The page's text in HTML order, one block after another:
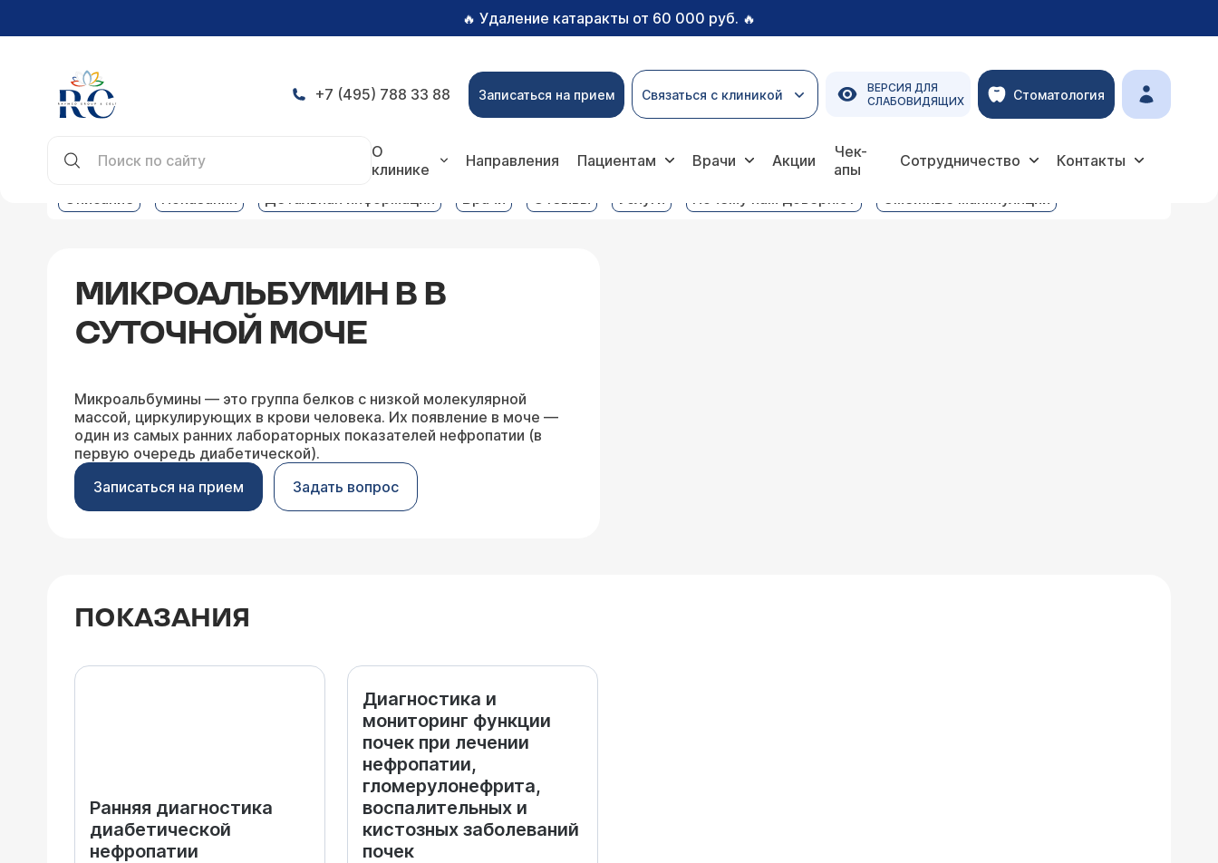
🔥 Удаление катаракты от 60 000 руб. 🔥
+7 (495) 788 33 88 Записаться на прием Связаться с клиникой
ВЕРСИЯ ДЛЯ
СЛАБОВИДЯЩИХ
Стоматология
О
клинике
Направления Пациентам Врачи Акции
Чек-
апы
Сотрудничество Контакты
Описание Показания Детальная информация Врачи Отзывы Услуги Почему нам доверяют Смежные манипуляции
МИКРОАЛЬБУМИН В В
СУТОЧНОЙ МОЧЕ
Микроальбумины — это группа белков с низкой молекулярной
массой, циркулирующих в крови человека. Их появление в моче —
один из самых ранних лабораторных показателей нефропатии (в
первую очередь диабетической).
Записаться на прием
Задать вопрос
ПОКАЗАНИЯ
Ранняя диагностика
диабетической
нефропатии
Диагностика и
мониторинг функции
почек при лечении
нефропатии,
гломерулонефрита,
воспалительных и
кистозных заболеваний
почек